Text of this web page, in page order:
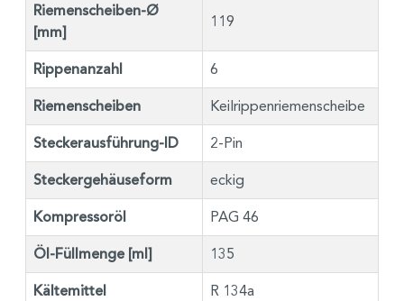
Riemenscheiben-Ø
[mm]
119
Rippenanzahl 6
Riemenscheiben Keilrippenriemenscheibe
Steckerausführung-ID 2-Pin
Steckergehäuseform eckig
Kompressoröl PAG 46
Öl-Füllmenge [ml] 135
Kältemittel R 134a